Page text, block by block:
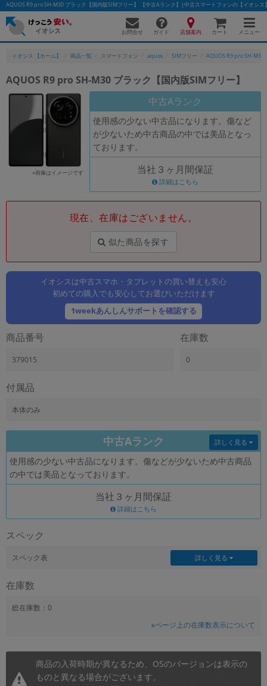
AQUOS R9 pro SH-M30 ブラック【国内版SIMフリー】 【中古Aランク】|中古スマートフォンの【イオシス
お問合せ ガイド 店舗案内 カート メニュー
イオシス 【ホーム】 商品一覧 スマートフォン aquos SIMフリー AQUOS R9 pro SH-M30
AQUOS R9 pro SH-M30 ブラック【国内版SIMフリー】
※画像はイメージです
中古Aランク
使用感の少ない中古品になります。傷など
が少ないため中古商品の中では美品となっ
ております。
当社３ヶ月間保証
詳細はこちら
現在、在庫はございません。
似た商品を探す
イオシスは中古スマホ・タブレットの買い替えも安心
初めての購入でも安心してお選びいただけます
1weekあんしんサポートを確認する
商品番号
379015
在庫数
0
付属品
本体のみ
中古Aランク
使用感の少ない中古品になります。傷などが少ないため中古商品
の中では美品となっております。
詳しく見る
当社３ヶ月間保証
詳細はこちら
スペック
スペック表 詳しく見る
在庫数
総在庫数：0
※ページ上の在庫数表示について
商品の入荷時期が異なるため、OSのバージョンは表示の
ものと異なる場合がございます。
かんたんパソコン検索に切り替える
フリーワード
除外ワード
カテゴリー
商品ジャンルの絞り込み
「スマートフォン」「タブレット」など
製造、販売メーカーの絞り込み
「Apple」「SONY」「SHARP」など
機能・特徴
ドライブの絞り込み
ランク
CPU
CPUの絞り込み
価格